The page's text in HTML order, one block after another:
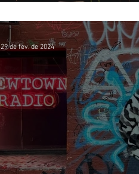
29 de fev. de 2024